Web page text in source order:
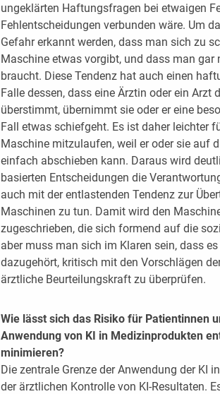
ungeklärten Haftungsfragen bei etwaigen
Fehlentscheidungen verbunden wäre. Um
Gefahr erkannt werden, dass man sich zu
Maschine etwas vorgibt, und dass man
braucht. Diese Tendenz hat auch einen
Falle dessen, dass eine Ärztin oder ein Arzt
überstimmt, übernimmt sie oder er eine
Fall etwas schiefgeht. Es ist daher leichter
Maschine mitzulaufen, weil er oder sie auf
einfach abschieben kann. Daraus wird
basierten Entscheidungen die
auch mit der entlastenden Tendenz zur
Maschinen zu tun. Damit wird den
zugeschrieben, die sich formend auf die
aber muss man sich im Klaren sein, dass
dazugehört, kritisch mit den Vorschlägen
ärztliche Beurteilungskraft zu überprüfen.
Wie lässt sich das Risiko für Patientinnen
Anwendung von KI in Medizinprodukten
minimieren?
Die zentrale Grenze der Anwendung der KI
der ärztlichen Kontrolle von KI-Resultaten.